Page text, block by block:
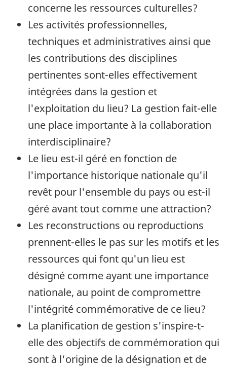
concerne les ressources culturelles?
Les activités professionnelles,
techniques et administratives ainsi que
les contributions des disciplines
pertinentes sont-elles effectivement
intégrées dans la gestion et
l'exploitation du lieu? La gestion fait-elle
une place importante à la collaboration
interdisciplinaire?
Le lieu est-il géré en fonction de
l'importance historique nationale qu'il
revêt pour l'ensemble du pays ou est-il
géré avant tout comme une attraction?
Les reconstructions ou reproductions
prennent-elles le pas sur les motifs et les
ressources qui font qu'un lieu est
désigné comme ayant une importance
nationale, au point de compromettre
l'intégrité commémorative de ce lieu?
La planification de gestion s'inspire-t-
elle des objectifs de commémoration qui
sont à l'origine de la désignation et de